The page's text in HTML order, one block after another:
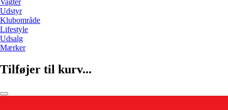
Vagter
Udstyr
Klubområde
Lifestyle
Udsalg
Mærker
Tilføjer til kurv...